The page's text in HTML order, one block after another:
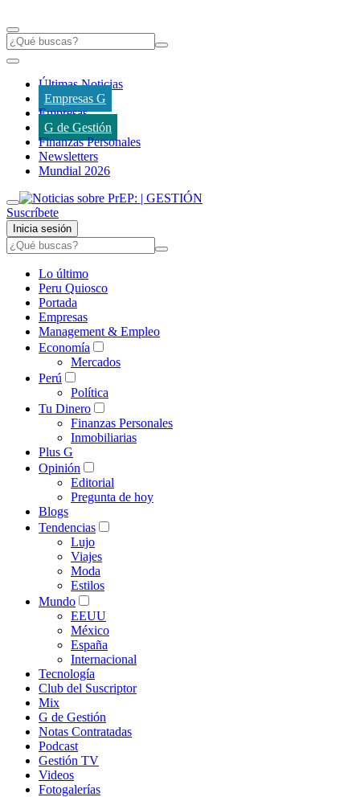
Últimas Noticias
Empresas G
Empresas
G de Gestión
Finanzas Personales
Newsletters
Mundial 2026
Suscríbete
Inicia sesión
Lo último
Peru Quiosco
Portada
Empresas
Management & Empleo
Economía
Mercados
Perú
Política
Tu Dinero
Finanzas Personales
Inmobiliarias
Plus G
Opinión
Editorial
Pregunta de hoy
Blogs
Tendencias
Lujo
Viajes
Moda
Estilos
Mundo
EEUU
México
España
Internacional
Tecnología
Club del Suscriptor
Mix
G de Gestión
Notas Contratadas
Podcast
Gestión TV
Videos
Fotogalerías